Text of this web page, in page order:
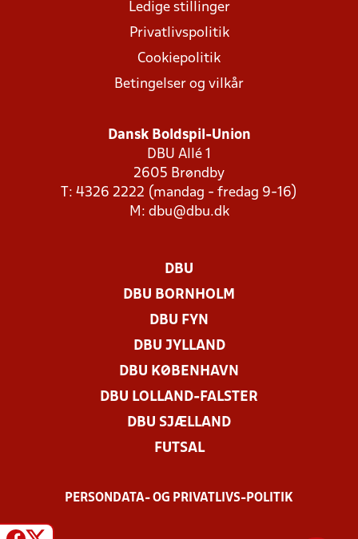
Ledige stillinger
Privatlivspolitik
Cookiepolitik
Betingelser og vilkår
Dansk Boldspil-Union
DBU Allé 1
2605 Brøndby
T: 4326 2222 (mandag - fredag 9-16)
M: dbu@dbu.dk
DBU
DBU BORNHOLM
DBU FYN
DBU JYLLAND
DBU KØBENHAVN
DBU LOLLAND-FALSTER
DBU SJÆLLAND
FUTSAL
PERSONDATA- OG PRIVATLIVS-POLITIK